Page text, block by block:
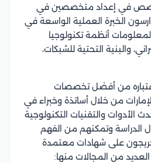
في إعداد متخصصين في
الخبرة العملية الواسعة في
أنظمة تكنولوجيا
والبنية التحتية للشبكات،
من أفضل تخصصات
من خلال أساتذة وخبراء في
الأدوات والتقنيات التكنولوجية
الدراسة وتمكنهم من الفهم
على شهادات معتمدة
من المجالات منها: